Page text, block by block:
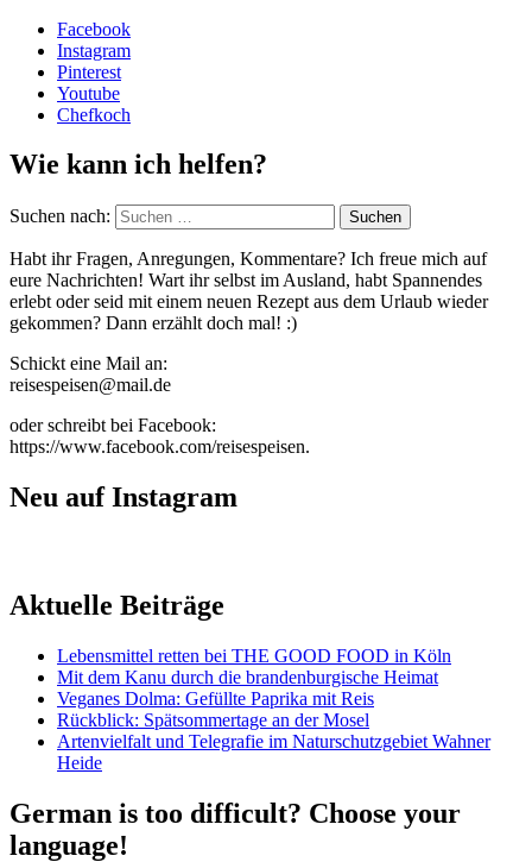
Facebook
Instagram
Pinterest
Youtube
Chefkoch
Wie kann ich helfen?
Suchen nach:
Habt ihr Fragen, Anregungen, Kommentare? Ich freue mich auf
eure Nachrichten! Wart ihr selbst im Ausland, habt Spannendes
erlebt oder seid mit einem neuen Rezept aus dem Urlaub wieder
gekommen? Dann erzählt doch mal! :)
Schickt eine Mail an:
reisespeisen@mail.de
oder schreibt bei Facebook:
https://www.facebook.com/reisespeisen.
Neu auf Instagram
Aktuelle Beiträge
Lebensmittel retten bei THE GOOD FOOD in Köln
Mit dem Kanu durch die brandenburgische Heimat
Veganes Dolma: Gefüllte Paprika mit Reis
Rückblick: Spätsommertage an der Mosel
Artenvielfalt und Telegrafie im Naturschutzgebiet Wahner
Heide
German is too difficult? Choose your
language!